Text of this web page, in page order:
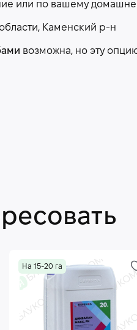
или по вашему
Каменский р-н
возможна, но эту
На 15-20 га